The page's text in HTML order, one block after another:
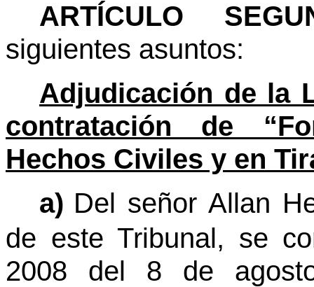
ARTÍCULO
siguientes asuntos:
Adjudicación de la
contratación de
Hechos Civiles y en
a) Del señor Allan
de este Tribunal, se
2008 del 8 de